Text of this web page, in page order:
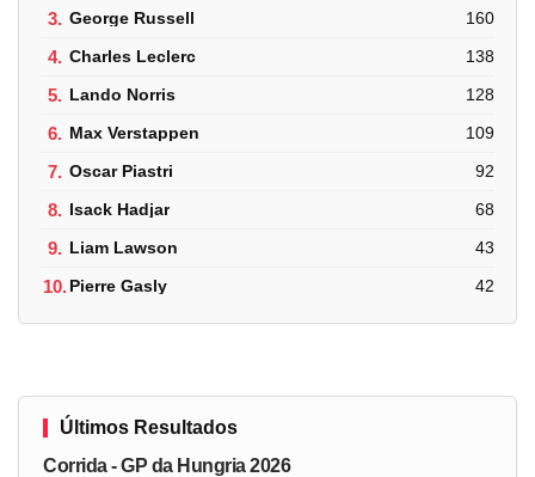
3. George Russell 160
4. Charles Leclerc 138
5. Lando Norris 128
6. Max Verstappen 109
7. Oscar Piastri 92
8. Isack Hadjar 68
9. Liam Lawson 43
10.Pierre Gasly 42
Últimos Resultados
Corrida - GP da Hungria 2026